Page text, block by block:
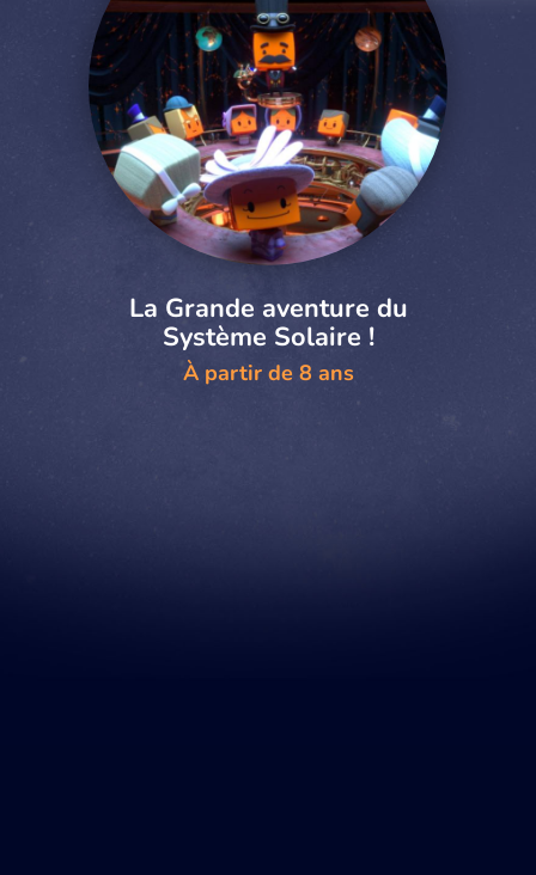
La Grande aventure du
Système Solaire !
À partir de 8 ans